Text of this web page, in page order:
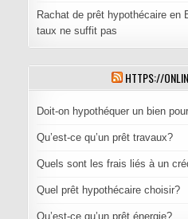
Rachat de prêt hypothécaire en
taux ne suffit pas
HTTPS://
Doit-on hypothéquer un bien
Qu’est-ce qu’un prêt travaux?
Quels sont les frais liés à un
Quel prêt hypothécaire choisir?
Qu’est-ce qu’un prêt énergie?